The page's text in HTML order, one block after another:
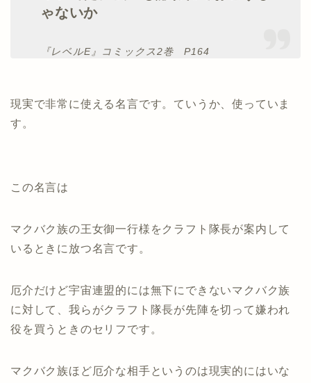
ゃないか
『レベルE』コミックス2巻 P164
現実で非常に使える名言です。ていうか、使っていま
す。
この名言は
マクバク族の王女御一行様をクラフト隊長が案内して
いるときに放つ名言です。
厄介だけど宇宙連盟的には無下にできないマクバク族
に対して、我らがクラフト隊長が先陣を切って嫌われ
役を買うときのセリフです。
マクバク族ほど厄介な相手というのは現実的にはいな